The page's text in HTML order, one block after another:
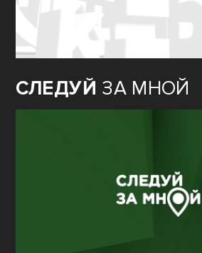
СЛЕДУЙ ЗА МНОЙ